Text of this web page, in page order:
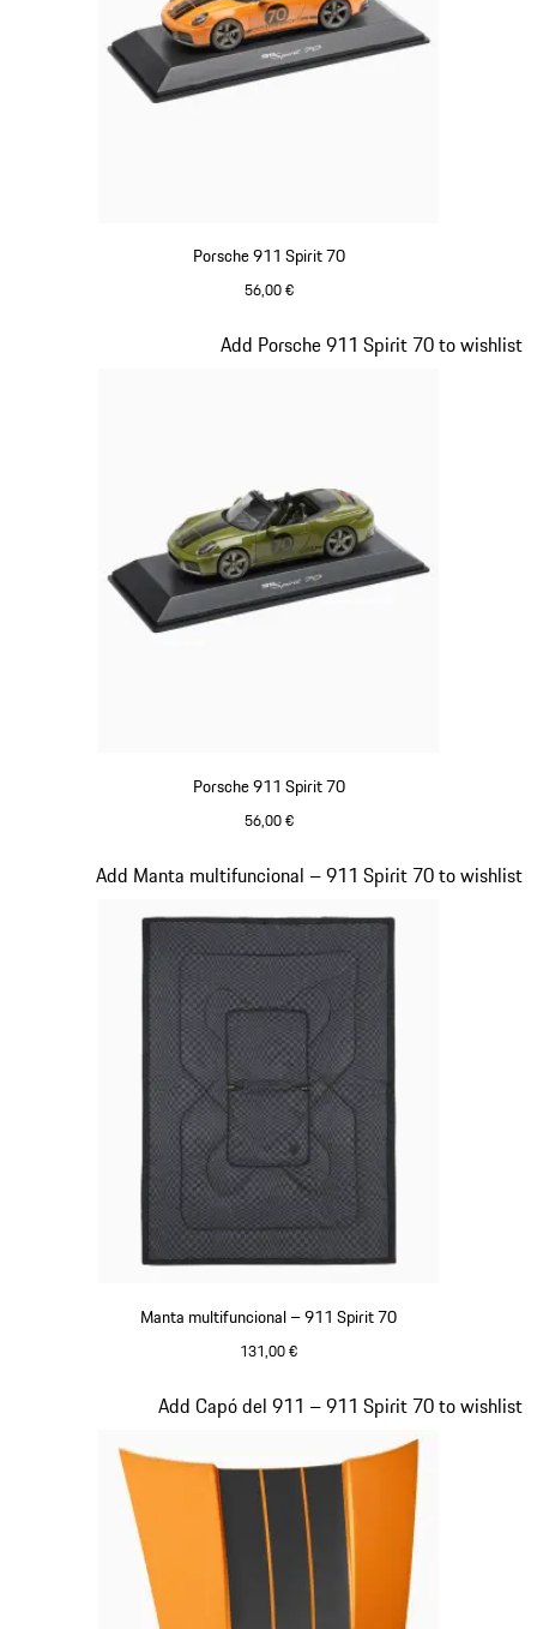
Porsche 911 Spirit 70
56,00 €
Porsche 911 Spirit 70
56,00 €
Add Porsche 911 Spirit 70 to wishlist
Manta multifuncional – 911 Spirit 70
131,00 €
Add Manta multifuncional – 911 Spirit 70 to wishlist
Diapositiva 18 de 20
Add Capó del 911 – 911 Spirit 70 to wishlist
Diapositiva 19 de 20